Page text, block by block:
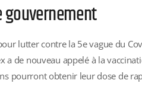
gouvernement
lutter contre la 5e vague du
a de nouveau appelé à la
pourront obtenir leur dose de